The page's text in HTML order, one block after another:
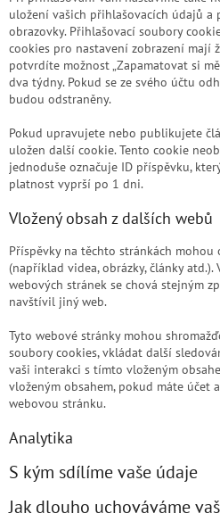
uložení vašich přihlašovacích údajů a
obrazovky. Přihlašovací soubory
cookies pro nastavení zobrazení mají
potvrdíte možnost „Zapamatovat si
dva týdny. Pokud se ze svého účtu
budou odstraněny.
Pokud upravujete nebo publikujete
uložen další cookie. Tento cookie
jednoduše označuje ID příspěvku,
platnost vyprší po 1 dni.
Vložený obsah z dalších webů
Příspěvky na těchto stránkách mohou
(například videa, obrázky, články atd.).
webových stránek se chová stejným
navštívil jiný web.
Tyto webové stránky mohou
soubory cookies, vkládat další
vaši interakci s tímto vloženým
vloženým obsahem, pokud máte účet
webovou stránku.
Analytika
S kým sdílíme vaše údaje
Jak dlouho uchováváme